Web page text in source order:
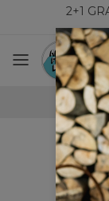
2+1